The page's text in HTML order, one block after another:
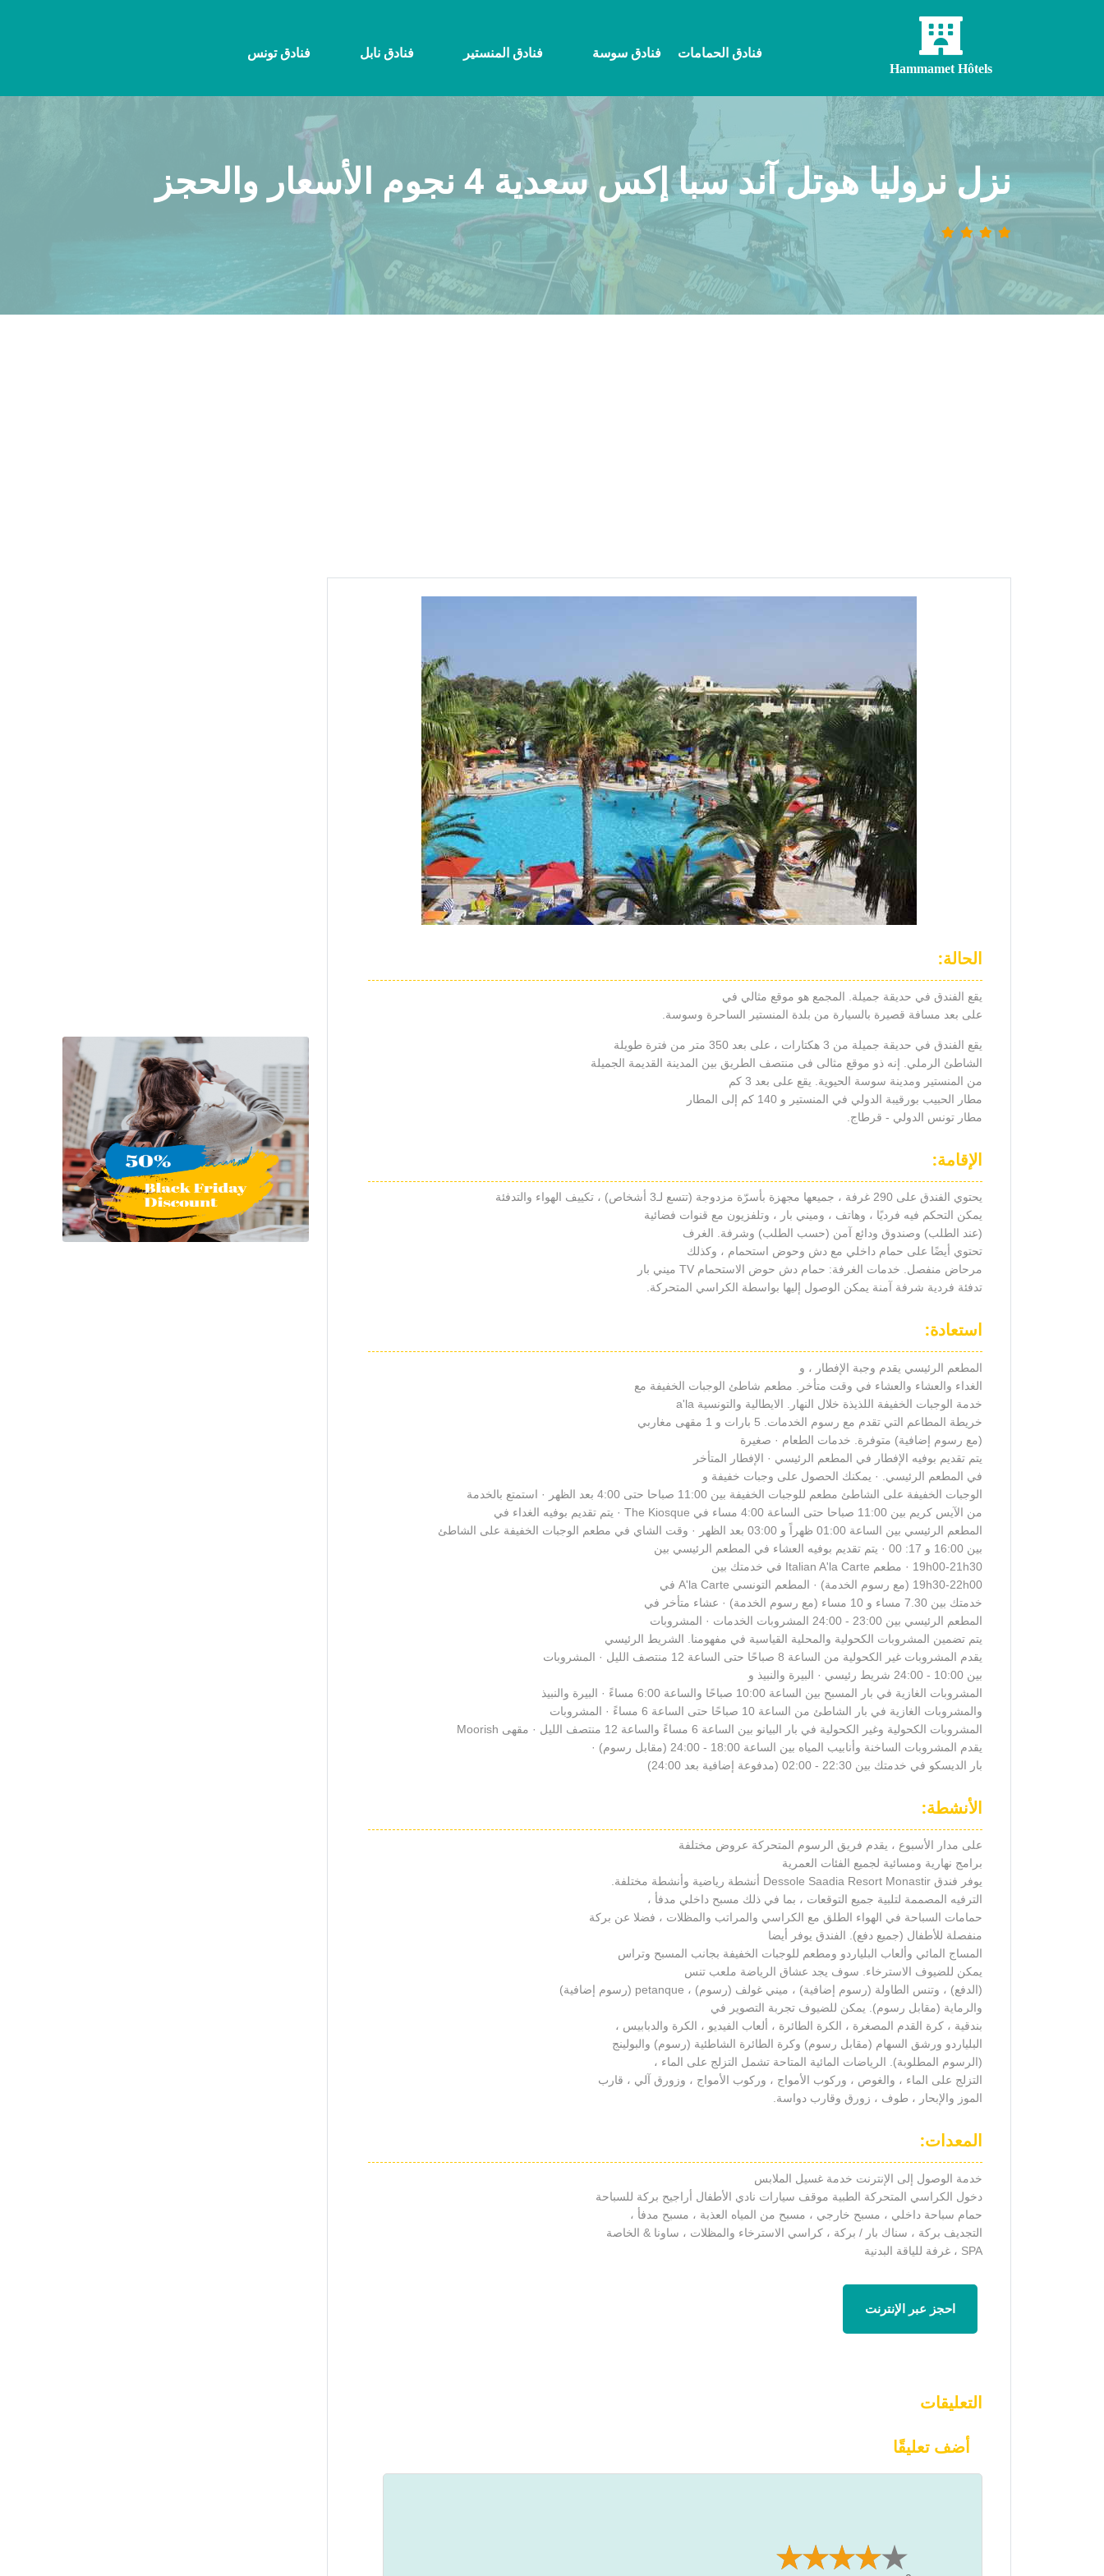
Hammamet Hôtels
فنادق الحمامات فنادق سوسة فنادق المنستير فنادق نابل فنادق تونس
نزل نروليا هوتل آند سبا إكس سعدية 4 نجوم الأسعار والحجز
الحالة:
يقع الفندق في حديقة جميلة. المجمع هو موقع مثالي في
على بعد مسافة قصيرة بالسيارة من بلدة المنستير الساحرة وسوسة.
يقع الفندق في حديقة جميلة من 3 هكتارات ، على بعد 350 متر من فترة طويلة
الشاطئ الرملي. إنه ذو موقع مثالى فى منتصف الطريق بين المدينة القديمة الجميلة
من المنستير ومدينة سوسة الحيوية. يقع على بعد 3 كم
مطار الحبيب بورقيبة الدولي في المنستير و 140 كم إلى المطار
مطار تونس الدولي - قرطاج.
الإقامة:
يحتوي الفندق على 290 غرفة ، جميعها مجهزة بأسرّة مزدوجة (تتسع لـ3 أشخاص) ، تكييف الهواء والتدفئة
يمكن التحكم فيه فرديًا ، وهاتف ، وميني بار ، وتلفزيون مع قنوات فضائية
(عند الطلب) وصندوق ودائع آمن (حسب الطلب) وشرفة. الغرف
تحتوي أيضًا على حمام داخلي مع دش وحوض استحمام ، وكذلك
مرحاض منفصل. خدمات الغرفة: حمام دش حوض الاستحمام TV ميني بار
تدفئة فردية شرفة آمنة يمكن الوصول إليها بواسطة الكراسي المتحركة.
استعادة:
المطعم الرئيسي يقدم وجبة الإفطار ، و
الغداء والعشاء والعشاء في وقت متأخر. مطعم شاطئ الوجبات الخفيفة مع
خدمة الوجبات الخفيفة اللذيذة خلال النهار. الايطالية والتونسية a'la
خريطة المطاعم التي تقدم مع رسوم الخدمات. 5 بارات و 1 مقهى مغاربي
(مع رسوم إضافية) متوفرة. خدمات الطعام · صغيرة
يتم تقديم بوفيه الإفطار في المطعم الرئيسي · الإفطار المتأخر
في المطعم الرئيسي. · يمكنك الحصول على وجبات خفيفة و
الوجبات الخفيفة على الشاطئ مطعم للوجبات الخفيفة بين 11:00 صباحا حتى 4:00 بعد الظهر · استمتع بالخدمة
من الآيس كريم بين 11:00 صباحا حتى الساعة 4:00 مساء في The Kiosque · يتم تقديم بوفيه الغداء في
المطعم الرئيسي بين الساعة 01:00 ظهراً و 03:00 بعد الظهر · وقت الشاي في مطعم الوجبات الخفيفة على الشاطئ
بين 16:00 و 17: 00 · يتم تقديم بوفيه العشاء في المطعم الرئيسي بين
19h00-21h30 · مطعم Italian A'la Carte في خدمتك بين
19h30-22h00 (مع رسوم الخدمة) · المطعم التونسي A'la Carte في
خدمتك بين 7.30 مساء و 10 مساء (مع رسوم الخدمة) · عشاء متأخر في
المطعم الرئيسي بين 23:00 - 24:00 المشروبات الخدمات · المشروبات
يتم تضمين المشروبات الكحولية والمحلية القياسية في مفهومنا. الشريط الرئيسي
يقدم المشروبات غير الكحولية من الساعة 8 صباحًا حتى الساعة 12 منتصف الليل · المشروبات
بين 10:00 - 24:00 شريط رئيسي · البيرة والنبيذ و
المشروبات الغازية في بار المسبح بين الساعة 10:00 صباحًا والساعة 6:00 مساءً · البيرة والنبيذ
والمشروبات الغازية في بار الشاطئ من الساعة 10 صباحًا حتى الساعة 6 مساءً · المشروبات
المشروبات الكحولية وغير الكحولية في بار البيانو بين الساعة 6 مساءً والساعة 12 منتصف الليل · مقهى Moorish
يقدم المشروبات الساخنة وأنابيب المياه بين الساعة 18:00 - 24:00 (مقابل رسوم) ·
بار الديسكو في خدمتك بين 22:30 - 02:00 (مدفوعة إضافية بعد 24:00)
الأنشطة:
على مدار الأسبوع ، يقدم فريق الرسوم المتحركة عروض مختلفة
برامج نهارية ومسائية لجميع الفئات العمرية
يوفر فندق Dessole Saadia Resort Monastir أنشطة رياضية وأنشطة مختلفة.
الترفيه المصممة لتلبية جميع التوقعات ، بما في ذلك مسبح داخلي مدفأ ،
حمامات السباحة في الهواء الطلق مع الكراسي والمراتب والمظلات ، فضلا عن بركة
منفصلة للأطفال (جميع دفع). الفندق يوفر أيضا
المساج المائي وألعاب البلياردو ومطعم للوجبات الخفيفة بجانب المسبح وتراس
يمكن للضيوف الاسترخاء. سوف يجد عشاق الرياضة ملعب تنس
(الدفع) ، وتنس الطاولة (رسوم إضافية) ، ميني غولف (رسوم) ، petanque (رسوم إضافية)
والرماية (مقابل رسوم). يمكن للضيوف تجربة التصوير في
بندقية ، كرة القدم المصغرة ، الكرة الطائرة ، ألعاب الفيديو ، الكرة والدبابيس ،
البلياردو ورشق السهام (مقابل رسوم) وكرة الطائرة الشاطئية (رسوم) والبولينج
(الرسوم المطلوبة). الرياضات المائية المتاحة تشمل التزلج على الماء ،
التزلج على الماء ، والغوص ، وركوب الأمواج ، وركوب الأمواج ، وزورق آلي ، قارب
الموز والإبحار ، طوف ، زورق وقارب دواسة.
المعدات:
خدمة الوصول إلى الإنترنت خدمة غسيل الملابس
دخول الكراسي المتحركة الطبية موقف سيارات نادي الأطفال أراجيح بركة للسباحة
حمام سباحة داخلي ، مسبح خارجي ، مسبح من المياه العذبة ، مسبح مدفأ ،
التجديف بركة ، سناك بار / بركة ، كراسي الاسترخاء والمظلات ، ساونا & الخاصة
SPA ، غرفة للياقة البدنية
احجز عبر الإنترنت
التعليقات
أضف تعليقًا